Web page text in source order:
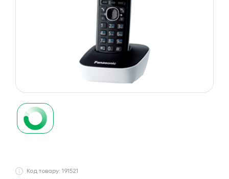
Код товару: 191521